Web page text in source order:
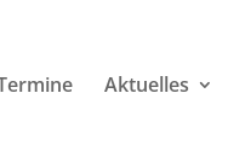
Aktuelles